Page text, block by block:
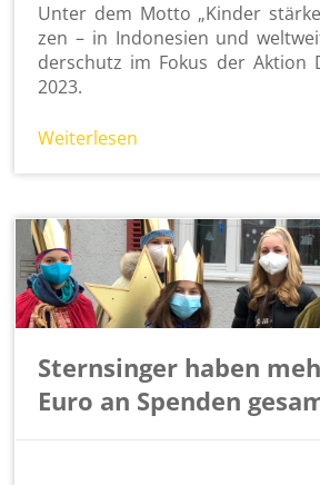
Unter dem Motto „Kin­der
zen – in In­do­ne­si­en und
der­schutz im Fokus der Ak­ti­on
2023.
Wei­ter­le­sen
Sternsinger haben
Euro an Spenden